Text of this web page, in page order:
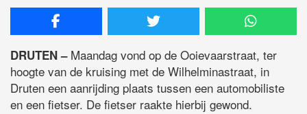
DRUTEN –Maandag vond op de Ooievaarstraat, ter
hoogte van de kruising met de Wilhelminastraat, in
Druten een aanrijding plaats tussen een automobiliste
en een fietser. De fietser raakte hierbij gewond.